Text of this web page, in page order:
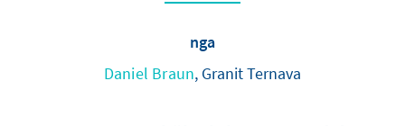
nga
Daniel Braun, Granit Ternava